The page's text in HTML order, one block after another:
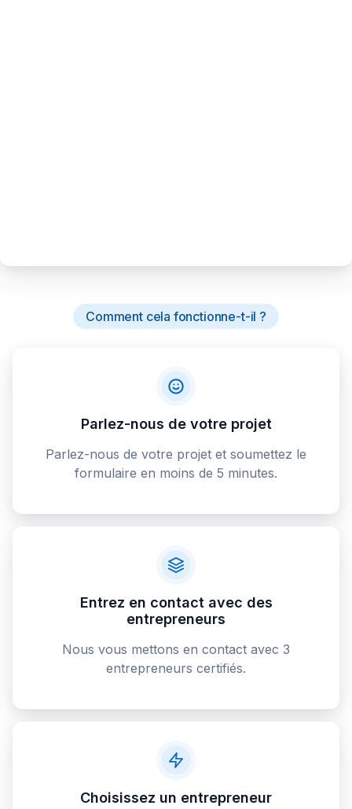
Comment cela fonctionne-t-il ?
Parlez-nous de votre projet
Parlez-nous de votre projet et soumettez le
formulaire en moins de 5 minutes.
Entrez en contact avec des
entrepreneurs
Nous vous mettons en contact avec 3
entrepreneurs certifiés.
Choisissez un entrepreneur